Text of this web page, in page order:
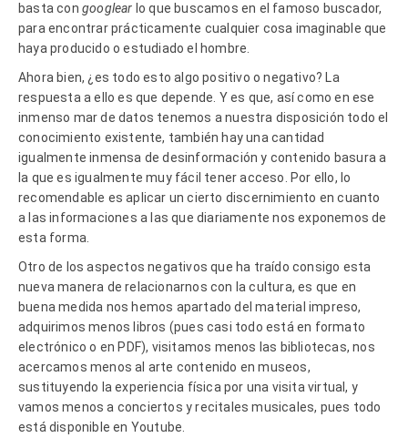
basta con googlear lo que buscamos en el famoso buscador,
para encontrar prácticamente cualquier cosa imaginable que
haya producido o estudiado el hombre.
Ahora bien, ¿es todo esto algo positivo o negativo? La
respuesta a ello es que depende. Y es que, así como en ese
inmenso mar de datos tenemos a nuestra disposición todo el
conocimiento existente, también hay una cantidad
igualmente inmensa de desinformación y contenido basura a
la que es igualmente muy fácil tener acceso. Por ello, lo
recomendable es aplicar un cierto discernimiento en cuanto
a las informaciones a las que diariamente nos exponemos de
esta forma.
Otro de los aspectos negativos que ha traído consigo esta
nueva manera de relacionarnos con la cultura, es que en
buena medida nos hemos apartado del material impreso,
adquirimos menos libros (pues casi todo está en formato
electrónico o en PDF), visitamos menos las bibliotecas, nos
acercamos menos al arte contenido en museos,
sustituyendo la experiencia física por una visita virtual, y
vamos menos a conciertos y recitales musicales, pues todo
está disponible en Youtube.